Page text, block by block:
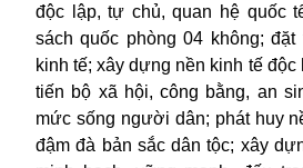
độc lập, tự chủ, quan hệ quốc
sách quốc phòng 04 không; đặt
kinh tế; xây dựng nền kinh tế
tiến bộ xã hội, công bằng, an
mức sống người dân; phát huy
đậm đà bản sắc dân tộc; xây